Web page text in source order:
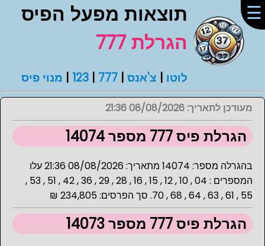
תוצאות מפעל הפיס
הגרלת 777
לוטו צ'אנס |
777
|
123 מנוי פיס
☰
מעודכן לתאריך: 08/08/2026 21:36
הגרלת פיס 777 מספר 14074
בהגרלה מספר: 14074 מתאריך: 08/08/2026 21:36 עלו
המספרים : 04 , 10 , 12 , 15 , 16 , 28 , 29 , 36 , 42 , 51 , 53 ,
55 , 61 , 63 , 64 , 68 , 70. סך הפרסים: 234,805 ₪
הגרלת פיס 777 מספר 14073